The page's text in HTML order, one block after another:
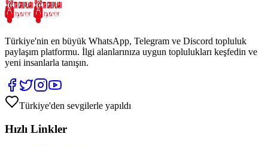
Türkiye'nin en büyük WhatsApp, Telegram ve Discord topluluk
paylaşım platformu. İlgi alanlarınıza uygun toplulukları keşfedin ve
yeni insanlarla tanışın.
Türkiye'den sevgilerle yapıldı
Hızlı Linkler